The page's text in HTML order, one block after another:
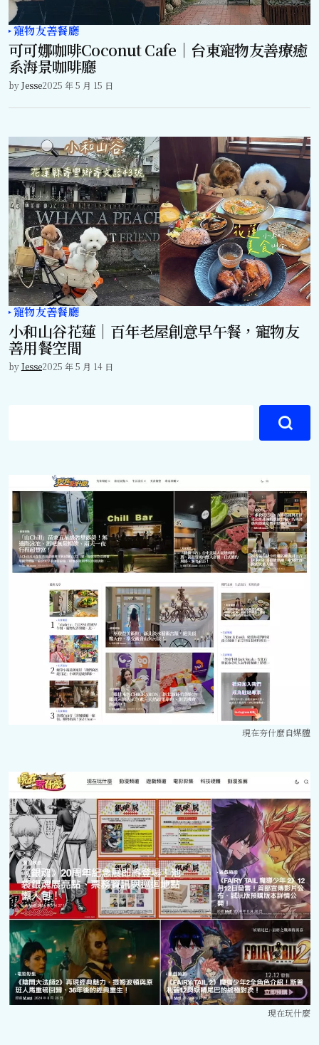
寵物友善餐廳
可可娜咖啡Coconut Cafe｜台東寵物友善療癒
系海景咖啡廳
byJesse2025 年 5 月 15 日
寵物友善餐廳
小和山谷花蓮｜百年老屋創意早午餐，寵物友
善用餐空間
byJesse2025 年 5 月 14 日
現在夯什麼自媒體
現在玩什麼